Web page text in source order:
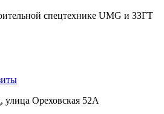
спецтехнике UMG и ЗЗГТ
Ореховская 52А